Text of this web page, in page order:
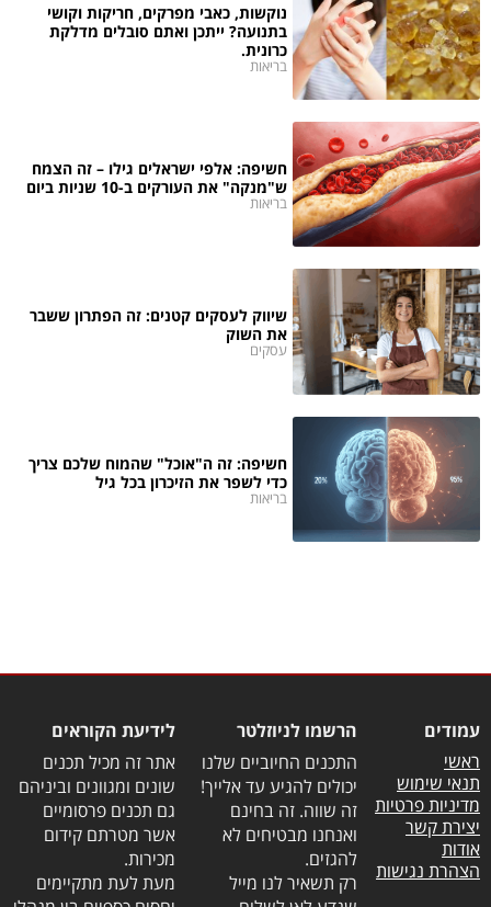
נוקשות, כאבי מפרקים, חריקות וקושי
בתנועה? ייתכן ואתם סובלים מדלקת
כרונית.
בריאות
חשיפה: אלפי ישראלים גילו – זה הצמח
ש"מנקה" את העורקים ב-10 שניות ביום
בריאות
שיווק לעסקים קטנים: זה הפתרון ששבר
את השוק
עסקים
חשיפה: זה ה"אוכל" שהמוח שלכם צריך
כדי לשפר את הזיכרון בכל גיל
בריאות
עמודים
ראשי
תנאי שימוש
מדיניות פרטיות
יצירת קשר
אודות
הצהרת נגישות
הרשמו לניוזלטר
התכנים החיוביים שלנו
יכולים להגיע עד אלייך!
זה שווה. זה בחינם
ואנחנו מבטיחים לא
להגזים.
רק תשאיר לנו מייל
לידיעת הקוראים
אתר זה מכיל תכנים
שונים ומגוונים וביניהם
גם תכנים פרסומיים
אשר מטרתם קידום
מכירות.
מעת לעת מתקיימים